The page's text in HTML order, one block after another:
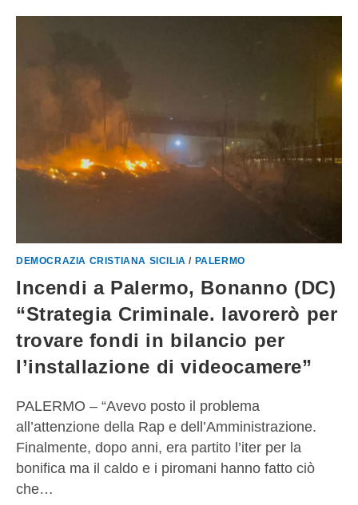
DEMOCRAZIA CRISTIANA SICILIA / PALERMO
Incendi a Palermo, Bonanno (DC)
“Strategia Criminale. lavorerò per
trovare fondi in bilancio per
l’installazione di videocamere”
PALERMO – “Avevo posto il problema
all’attenzione della Rap e dell’Amministrazione.
Finalmente, dopo anni, era partito l’iter per la
bonifica ma il caldo e i piromani hanno fatto ciò
che…